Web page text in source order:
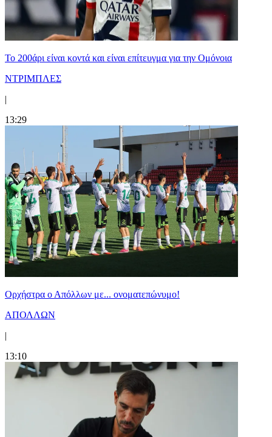
Το 200άρι είναι κοντά και είναι επίτευγμα για την Ομόνοια
ΝΤΡΙΜΠΛΕΣ
|
13:29
Ορχήστρα o Aπόλλων με... ονοματεπώνυμο!
ΑΠΟΛΛΩΝ
|
13:10